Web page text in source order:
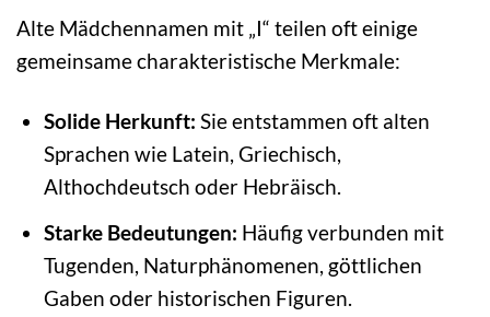
Alte Mädchennamen mit „I“ teilen oft einige
gemeinsame charakteristische Merkmale:
Solide Herkunft: Sie entstammen oft alten
Sprachen wie Latein, Griechisch,
Althochdeutsch oder Hebräisch.
Starke Bedeutungen: Häufig verbunden mit
Tugenden, Naturphänomenen, göttlichen
Gaben oder historischen Figuren.